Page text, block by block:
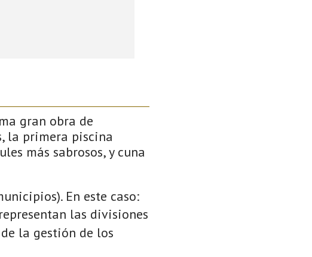
gran obra de
la primera piscina
más sabrosos, y cuna
En este caso:
las divisiones
la gestión de los